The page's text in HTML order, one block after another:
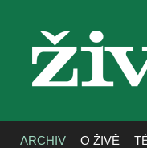
živa
ARCHIV O ŽIVĚ